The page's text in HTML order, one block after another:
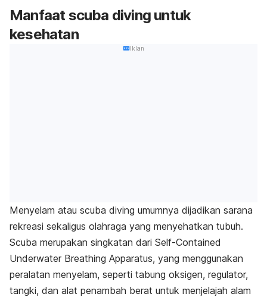
Manfaat scuba diving untuk
kesehatan
Iklan
Menyelam atau scuba diving umumnya dijadikan sarana
rekreasi sekaligus olahraga yang menyehatkan tubuh.
Scuba merupakan singkatan dari Self-Contained
Underwater Breathing Apparatus, yang menggunakan
peralatan menyelam, seperti tabung oksigen, regulator,
tangki, dan alat penambah berat untuk menjelajah alam